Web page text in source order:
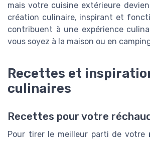
mais votre cuisine extérieure
création culinaire, inspirant et
contribuent à une expérience
vous soyez à la maison ou en
Recettes et
culinaires
Recettes pour votre
Pour tirer le meilleur parti de votre